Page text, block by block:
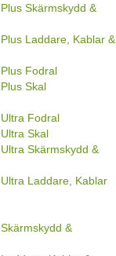
Skärmskydd &
Laddare, Kablar &
Fodral
Skal
Fodral
Skal
Skärmskydd &
Laddare, Kablar
&